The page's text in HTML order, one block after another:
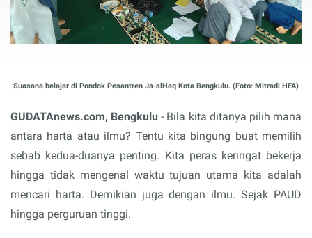
Suasana belajar di Pondok Pesantren Ja-alHaq Kota Bengkulu. (Foto: Mitradi HFA)
GUDATAnews.com, Bengkulu - Bila kita ditanya pilih mana
antara harta atau ilmu? Tentu kita bingung buat memilih
sebab kedua-duanya penting. Kita peras keringat bekerja
hingga tidak mengenal waktu tujuan utama kita adalah
mencari harta. Demikian juga dengan ilmu. Sejak PAUD
hingga perguruan tinggi.